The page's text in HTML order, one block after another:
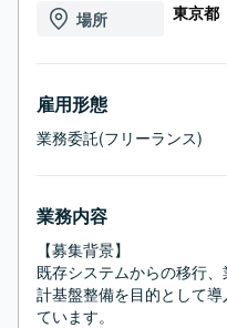
場所 東京都
雇用形態
業務委託(フリーランス)
業務内容
【募集背景】
既存システムからの移行
計基盤整備を目的として
ています。